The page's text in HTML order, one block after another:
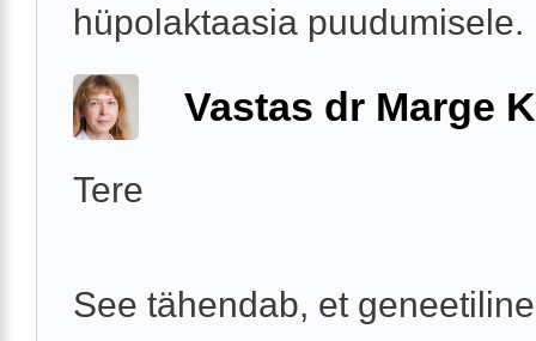
hüpolaktaasia puudumisele.
Vastas dr Marge
Tere
See tähendab, et